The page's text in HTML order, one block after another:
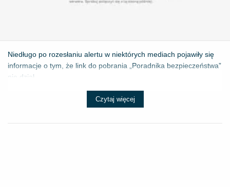
Niedługo po rozesłaniu alertu w niektórych mediach pojawiły się
informacje o tym, że link do pobrania „Poradnika bezpieczeństwa”
nie dział...
Czytaj więcej